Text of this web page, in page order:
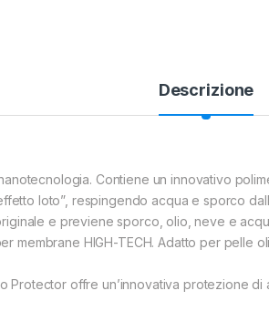
Descrizione
Contiene un innovativo
loto”, respingendo acqua e sporco
e previene sporco, olio, neve e
membrane HIGH-TECH. Adatto per pelle
Protector offre un’innovativa protezione di